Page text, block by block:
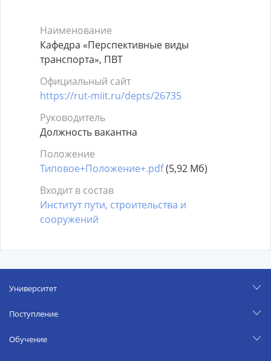
Наименование
Кафедра «Перспективные виды
транспорта», ПВТ
Официальный сайт
https://rut-miit.ru/depts/26735
Руководитель
Должность вакантна
Положение
Типовое+Положение+.pdf(5,92 Мб)
Входит в состав
Институт пути, строительства и
сооружений
Университет
Поступление
Обучение